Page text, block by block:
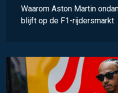
Waarom Aston Martin
blijft op de F1-rijdersmarkt